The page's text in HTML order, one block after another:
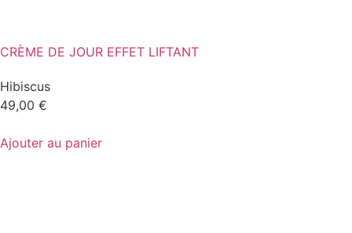
CRÈME DE JOUR EFFET LIFTANT
Hibiscus
49,00 €
Ajouter au panier